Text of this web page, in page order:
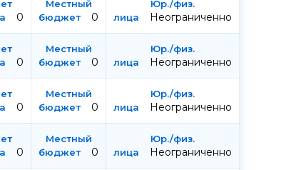
0 0 Неограниченно
0 0 Неограниченно
0 0 Неограниченно
0 0 Неограниченно